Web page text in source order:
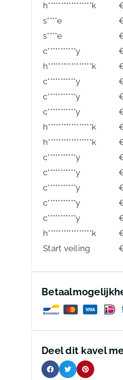
h*****************k
s****e
s****e
c***********y
h*****************k
c***********y
c***********y
c***********y
h*****************k
h*****************k
c***********y
c***********y
c***********y
c***********y
c***********y
h*****************k
Start veiling
Deel dit kavel